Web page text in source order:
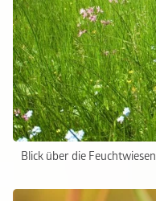
Blick über die Feuchtwiesen